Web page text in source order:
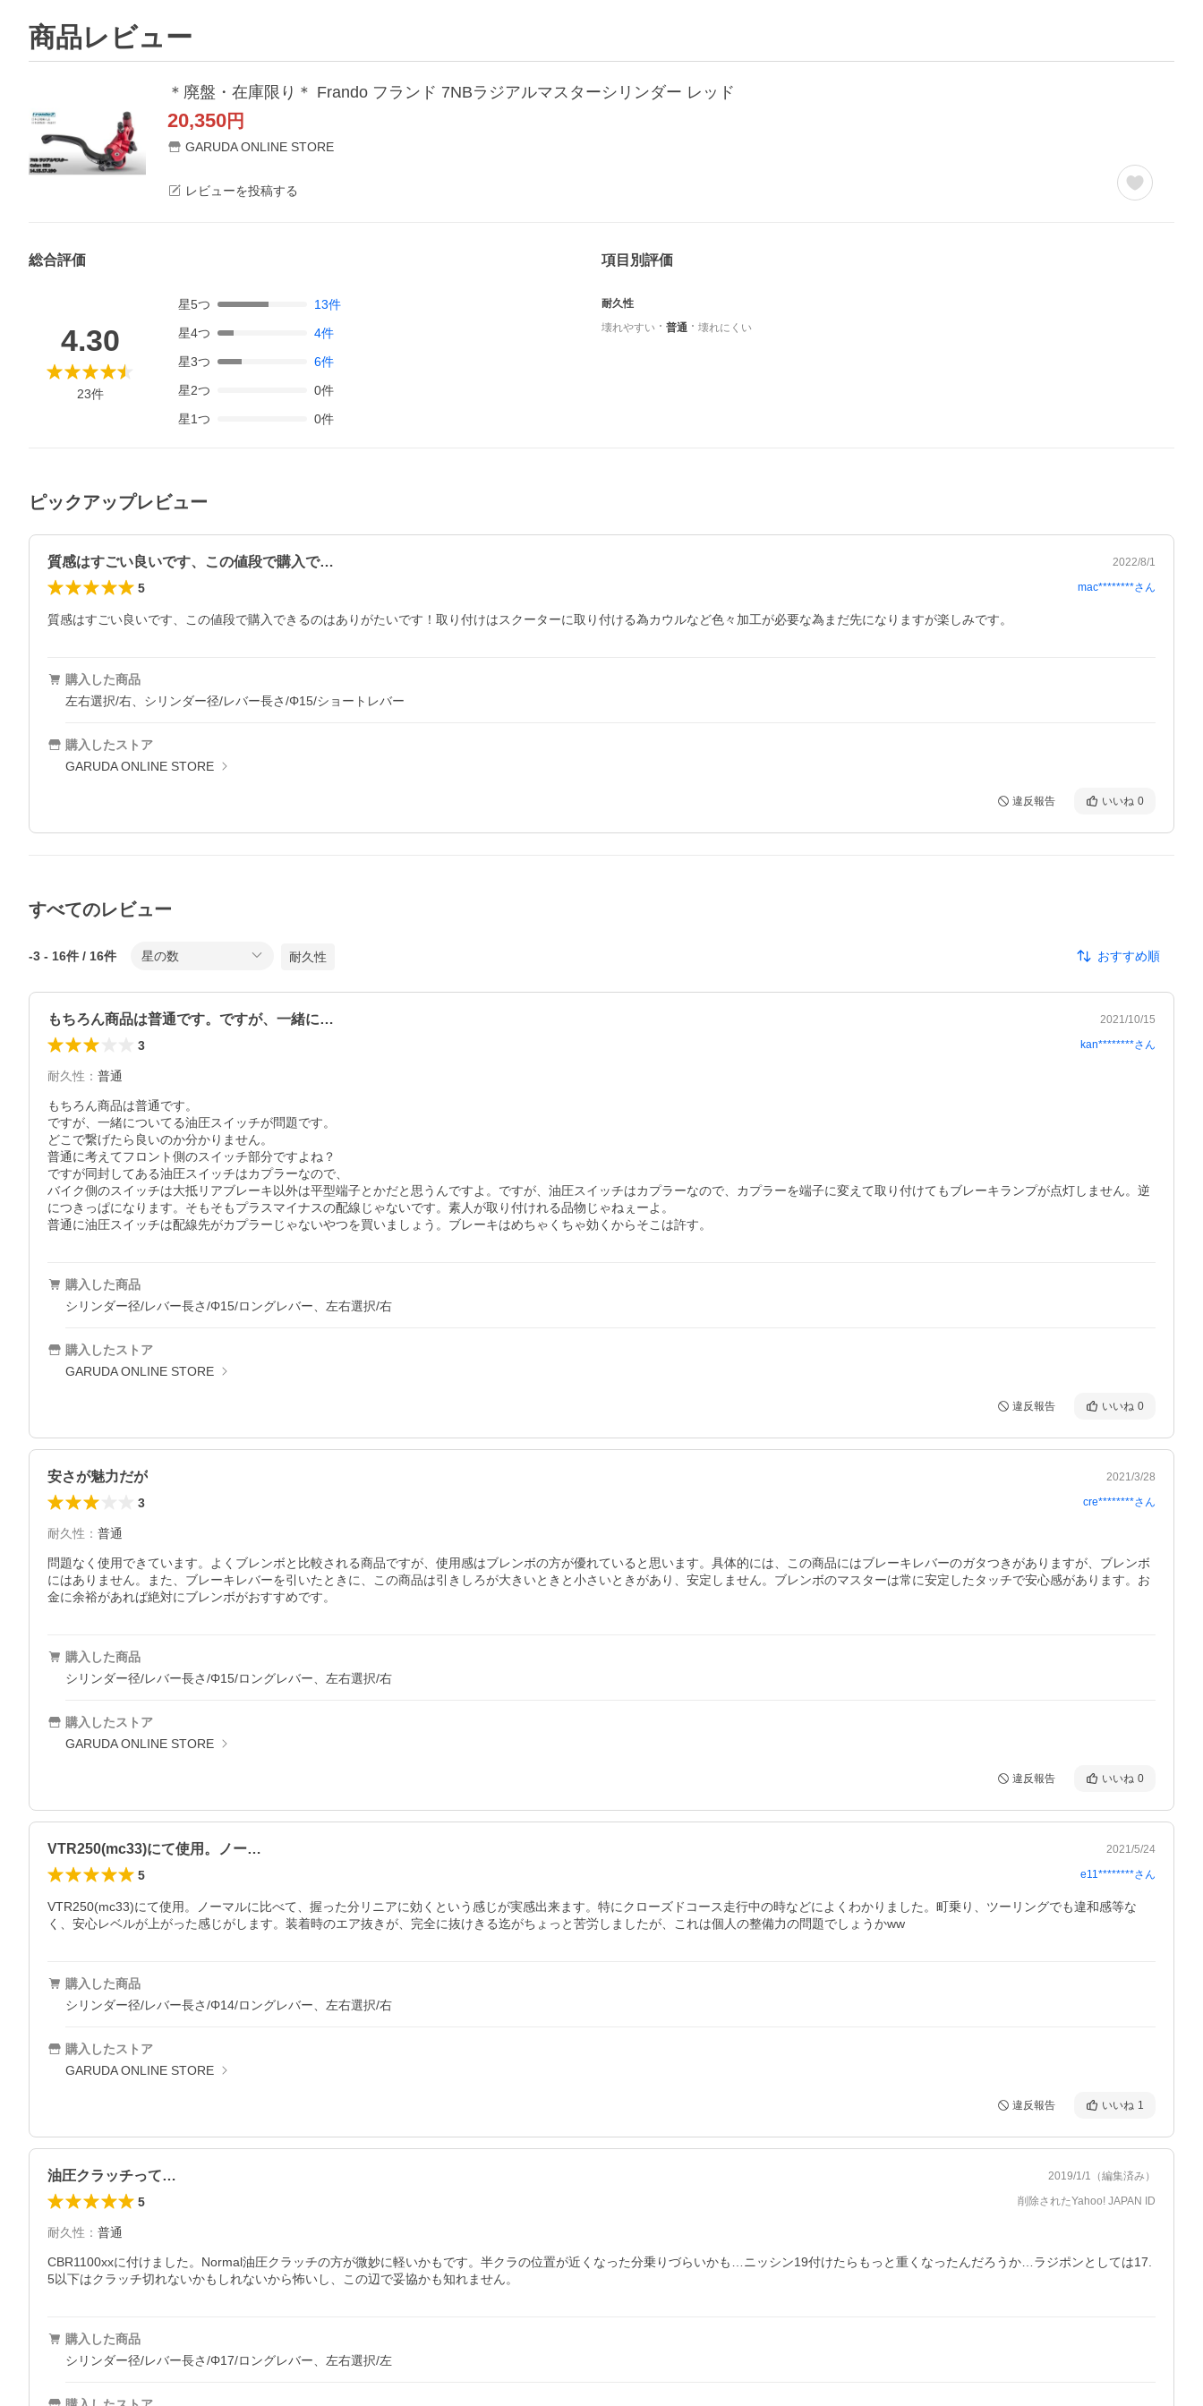
商品レビュー
＊廃盤・在庫限り＊ Frando フランド 7NBラジアルマスターシリンダー レッド
20,350円
GARUDA ONLINE STORE
レビューを投稿する
総合評価
4.30
23件
星5つ 13件
星4つ 4件
星3つ 6件
星2つ 0件
星1つ 0件
項目別評価
耐久性
壊れやすい
普通 壊れにくい
ピックアップレビュー
質感はすごい良いです、この値段で購入で… 2022/8/1
5 mac********さん
質感はすごい良いです、この値段で購入できるのはありがたいです！取り付けはスクーターに取り付ける為カウルなど色々加工が必要な為まだ先になりますが楽しみです。
購入した商品
左右選択/右、シリンダー径/レバー長さ/Φ15/ショートレバー
購入したストア
GARUDA ONLINE STORE
違反報告 いいね 0
すべてのレビュー
-3 - 16件 / 16件 星の数 耐久性 おすすめ順
もちろん商品は普通です。ですが、一緒に… 2021/10/15
3 kan********さん
耐久性 ： 普通
もちろん商品は普通です。
ですが、一緒についてる油圧スイッチが問題です。
どこで繋げたら良いのか分かりません。
普通に考えてフロント側のスイッチ部分ですよね？
ですが同封してある油圧スイッチはカプラーなので、
バイク側のスイッチは大抵リアブレーキ以外は平型端子とかだと思うんですよ。ですが、油圧スイッチはカプラーなので、カプラーを端子に変えて取り付けてもブレーキランプが点灯しません。逆
につきっぱになります。そもそもプラスマイナスの配線じゃないです。素人が取り付けれる品物じゃねぇーよ。
普通に油圧スイッチは配線先がカプラーじゃないやつを買いましょう。ブレーキはめちゃくちゃ効くからそこは許す。
購入した商品
シリンダー径/レバー長さ/Φ15/ロングレバー、左右選択/右
購入したストア
GARUDA ONLINE STORE
違反報告 いいね 0
安さが魅力だが 2021/3/28
3 cre********さん
耐久性 ： 普通
問題なく使用できています。よくブレンボと比較される商品ですが、使用感はブレンボの方が優れていると思います。具体的には、この商品にはブレーキレバーのガタつきがありますが、ブレンボ
にはありません。また、ブレーキレバーを引いたときに、この商品は引きしろが大きいときと小さいときがあり、安定しません。ブレンボのマスターは常に安定したタッチで安心感があります。お
金に余裕があれば絶対にブレンボがおすすめです。
購入した商品
シリンダー径/レバー長さ/Φ15/ロングレバー、左右選択/右
購入したストア
GARUDA ONLINE STORE
違反報告 いいね 0
VTR250(mc33)にて使用。ノー… 2021/5/24
5 e11********さん
VTR250(mc33)にて使用。ノーマルに比べて、握った分リニアに効くという感じが実感出来ます。特にクローズドコース走行中の時などによくわかりました。町乗り、ツーリングでも違和感等な
く、安心レベルが上がった感じがします。装着時のエア抜きが、完全に抜けきる迄がちょっと苦労しましたが、これは個人の整備力の問題でしょうかww
購入した商品
シリンダー径/レバー長さ/Φ14/ロングレバー、左右選択/右
購入したストア
GARUDA ONLINE STORE
違反報告 いいね 1
油圧クラッチって… 2019/1/1 （編集済み）
5 削除されたYahoo! JAPAN ID
耐久性 ： 普通
CBR1100xxに付けました。Normal油圧クラッチの方が微妙に軽いかもです。半クラの位置が近くなった分乗りづらいかも…ニッシン19付けたらもっと重くなったんだろうか…ラジポンとしては17.
5以下はクラッチ切れないかもしれないから怖いし、この辺で妥協かも知れません。
購入した商品
シリンダー径/レバー長さ/Φ17/ロングレバー、左右選択/左